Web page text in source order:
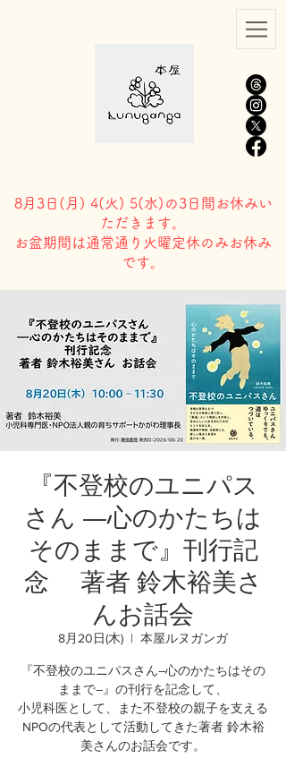
8月3日( 月) 4(火) 5(水)の3日間お休みい
ただきます。
​お盆期間は通常通り火曜定休のみお休み
です。
『不登校のユニパス
さん ―心のかたちは
そのままで』刊行記
念 著者 鈴木裕美さ
んお話会
8月20日(木)
  |
本屋ルヌガンガ
『不登校のユニパスさん―心のかたちはその
ままで―』の刊行を記念して、
小児科医として、また不登校の親子を支える
NPOの代表として活動してきた著者 鈴木裕
美さんのお話会です。